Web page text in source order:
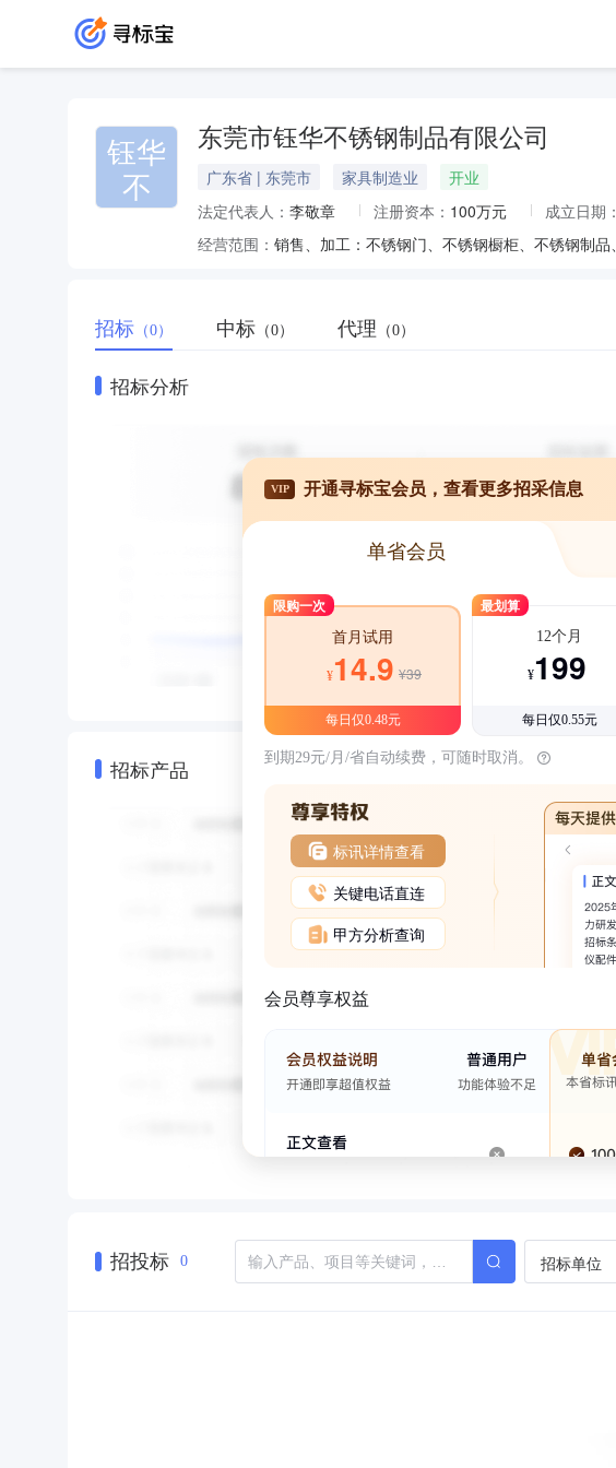
钰华
不
东莞市钰华不锈钢制品有限公司
广东省 | 东莞市 家具制造业
开业
法定代表人： 李敬章 注册资本： 100万元 成立日期：
经营范围：
招标 （0） 中标 （0） 代理 （0）
招标分析
招标产品
VIP 开通寻标宝会员，查看更多招采信息
单省会员
限购一次
首月试用
¥14.9 ¥39
每日仅0.48元
最划算
12个月
¥199
每日仅0.55元
到期29元/月/省自动续费，可随时取消。
标讯详情查看
关键电话直连
甲方分析查询
会员尊享权益
招投标 0 招标单位